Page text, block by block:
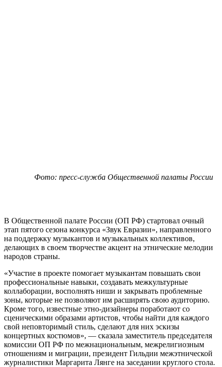
Фото: пресс-служба Общественной палаты России
В Общественной палате России (ОП РФ) стартовал очный
этап пятого сезона конкурса «Звук Евразии», направленного
на поддержку музыкантов и музыкальных коллективов,
делающих в своем творчестве акцент на этнические мелодии
народов страны.
«Участие в проекте помогает музыкантам повышать свои
профессиональные навыки, создавать межкультурные
коллаборации, восполнять ниши и закрывать проблемные
зоны, которые не позволяют им расширять свою аудиторию.
Кроме того, известные этно-дизайнеры поработают со
сценическими образами артистов, чтобы найти для каждого
свой неповторимый стиль, сделают для них эскизы
концертных костюмов», — сказала заместитель председателя
комиссии ОП РФ по межнациональным, межрелигиозным
отношениям и миграции, президент Гильдии межэтнической
журналистики Маргарита Лянге на заседании круглого стола.